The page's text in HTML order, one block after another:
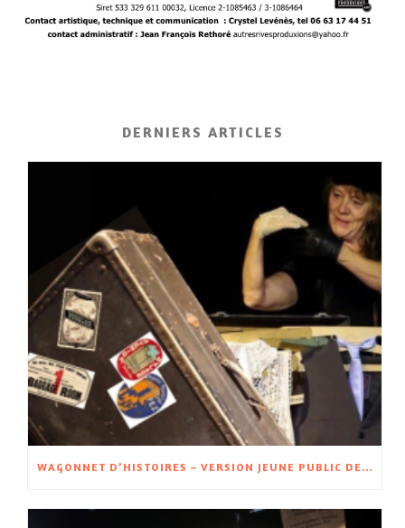
DERNIERS ARTICLES
WAGONNET D’HISTOIRES – VERSION JEUNE PUBLIC DE WAGON D’HISTOIRES – À PARTIR DE 5 ANS